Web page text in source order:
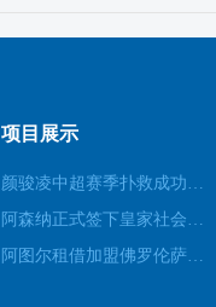
项目展示
颜骏凌中超赛季扑救成功率位居前列展现顶级门将实力
阿森纳正式签下皇家社会中场梅里诺 强化球队中场实力
阿图尔租借加盟佛罗伦萨展现中场统治力与技战术价值